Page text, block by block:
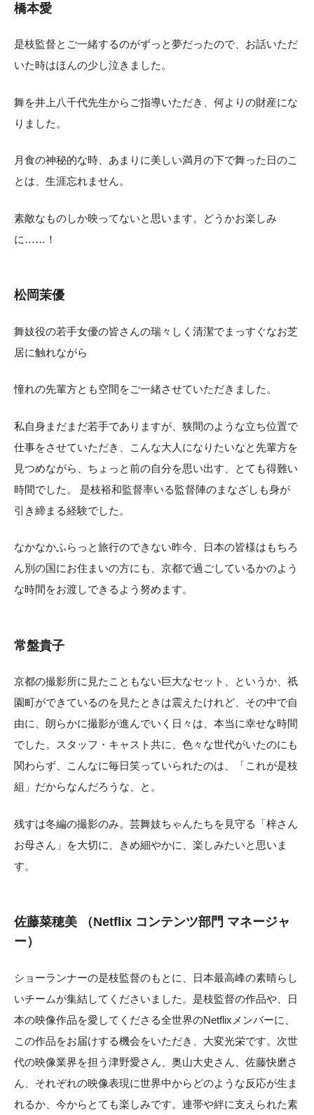
橋本愛
是枝監督とご一緒するのがずっと夢だったので、お話いただ
いた時はほんの少し泣きました。
舞を井上八千代先生からご指導いただき、何よりの財産にな
りました。
月食の神秘的な時、あまりに美しい満月の下で舞った日のこ
とは、生涯忘れません。
素敵なものしか映ってないと思います。どうかお楽しみ
に……！
松岡茉優
舞妓役の若手女優の皆さんの瑞々しく清潔でまっすぐなお芝
居に触れながら
憧れの先輩方とも空間をご一緒させていただきました。
私自身まだまだ若手でありますが、狭間のような立ち位置で
仕事をさせていただき、こんな大人になりたいなと先輩方を
見つめながら、ちょっと前の自分を思い出す、とても得難い
時間でした。 是枝裕和監督率いる監督陣のまなざしも身が
引き締まる経験でした。
なかなかふらっと旅行のできない昨今、日本の皆様はもちろ
ん別の国にお住まいの方にも、京都で過ごしているかのよう
な時間をお渡しできるよう努めます。
常盤貴子
京都の撮影所に見たこともない巨大なセット、というか、祇
園町ができているのを見たときは震えたけれど、その中で自
由に、朗らかに撮影が進んでいく日々は、本当に幸せな時間
でした。スタッフ・キャスト共に、色々な世代がいたのにも
関わらず、こんなに毎日笑っていられたのは、「これが是枝
組」だからなんだろうな、と。
残すは冬編の撮影のみ。芸舞妓ちゃんたちを見守る「梓さん
お母さん」を大切に、きめ細やかに、楽しみたいと思いま
す。
佐藤菜穂美 （Netflix コンテンツ部門 マネージャ
ー）
ショーランナーの是枝監督のもとに、日本最高峰の素晴らし
いチームが集結してくださいました。是枝監督の作品や、日
本の映像作品を愛してくださる全世界のNetflixメンバーに、
この作品をお届けする機会をいただき、大変光栄です。次世
代の映像業界を担う津野愛さん、奥山大史さん、佐藤快磨さ
ん、それぞれの映像表現に世界中からどのような反応が生ま
れるか、今からとても楽しみです。連帯や絆に支えられた素